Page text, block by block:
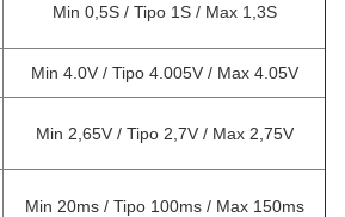
Min 0,5S / Tipo 1S / Max 1,3S
Min 4.0V / Tipo 4.005V / Max 4.05V
Min 2,65V / Tipo 2,7V / Max 2,75V
Min 20ms / Tipo 100ms / Max 150ms